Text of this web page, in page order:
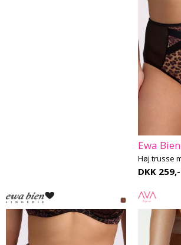
Ewa Bien
DKK 259,-